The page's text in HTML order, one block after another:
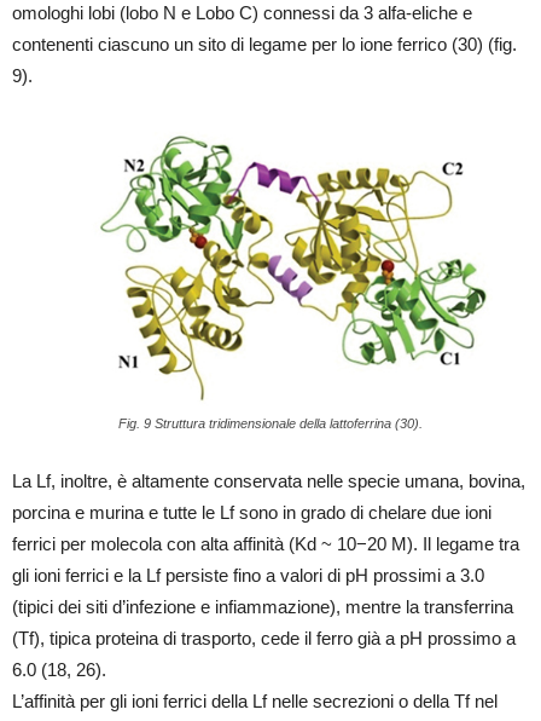
omologhi lobi (lobo N e Lobo C) connessi da 3 alfa-eliche e
contenenti ciascuno un sito di legame per lo ione ferrico (30) (fig.
9).
Fig. 9 Struttura tridimensionale della lattoferrina (30).
La Lf, inoltre, è altamente conservata nelle specie umana, bovina,
porcina e murina e tutte le Lf sono in grado di chelare due ioni
ferrici per molecola con alta affinità (Kd ~ 10−20 M). Il legame tra
gli ioni ferrici e la Lf persiste fino a valori di pH prossimi a 3.0
(tipici dei siti d’infezione e infiammazione), mentre la transferrina
(Tf), tipica proteina di trasporto, cede il ferro già a pH prossimo a
6.0 (18, 26).
L’affinità per gli ioni ferrici della Lf nelle secrezioni o della Tf nel